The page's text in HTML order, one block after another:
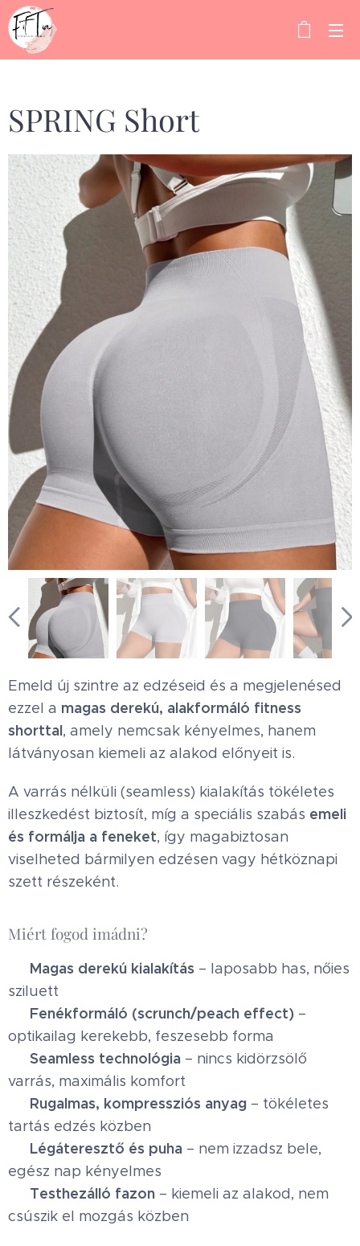
SPRING Short
Emeld új szintre az edzéseid és a megjelenésed
ezzel a magas derekú, alakformáló fitness
shorttal, amely nemcsak kényelmes, hanem
látványosan kiemeli az alakod előnyeit is.
A varrás nélküli (seamless) kialakítás tökéletes
illeszkedést biztosít, míg a speciális szabás emeli
és formálja a feneket, így magabiztosan
viselheted bármilyen edzésen vagy hétköznapi
szett részeként.
Miért fogod imádni?
Magas derekú kialakítás – laposabb has, nőies
sziluett
Fenékformáló (scrunch/peach effect) –
optikailag kerekebb, feszesebb forma
Seamless technológia – nincs kidörzsölő
varrás, maximális komfort
Rugalmas, kompressziós anyag – tökéletes
tartás edzés közben
Légáteresztő és puha – nem izzadsz bele,
egész nap kényelmes
Testhezálló fazon – kiemeli az alakod, nem
csúszik el mozgás közben